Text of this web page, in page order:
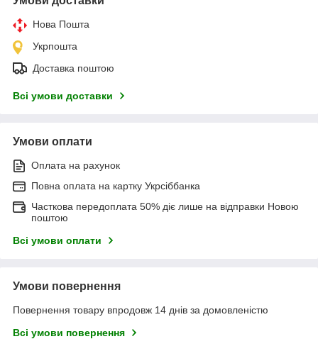
Нова Пошта
Укрпошта
Доставка поштою
Всі умови доставки
Умови оплати
Оплата на рахунок
Повна оплата на картку Укрсіббанка
Часткова передоплата 50% діє лише на відправки Новою
поштою
Всі умови оплати
Умови повернення
Повернення товару впродовж 14 днів за домовленістю
Всі умови повернення